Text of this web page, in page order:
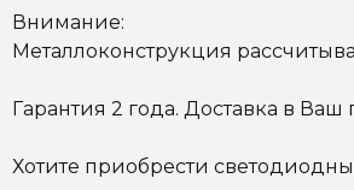
Внимание:
Металлоконструкция
Гарантия 2 года. Доставка в Ваш
Хотите приобрести